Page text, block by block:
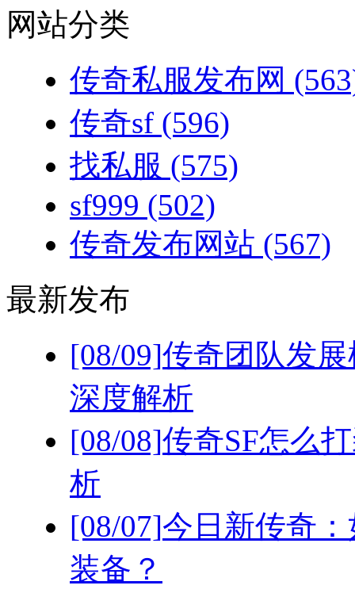
网站分类
传奇私服发布网
传奇sf (596)
找私服 (575)
sf999 (502)
传奇发布网站 (567)
最新发布
[08/09]传奇团队发
深度解析
[08/08]传奇SF怎么
析
[08/07]今日新传奇
装备？